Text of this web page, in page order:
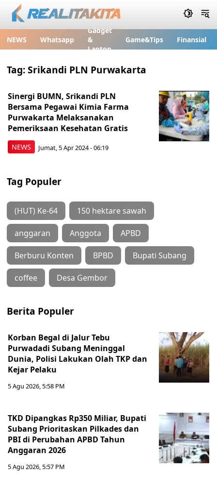
NEWS Whatsapp
Gadget
&
Laptop
Game&Tips Finansial
Tag:Srikandi PLN Purwakarta
NEWS
Sinergi BUMN, Srikandi PLN
Bersama Pegawai Kimia Farma
Purwakarta Melaksanakan
Pemeriksaan Kesehatan Gratis
Jumat, 5 Apr 2024 - 06:19
Tag Populer
(HUT) Ke-64 150 hektare sawah
anggaran Anggota APBD
Berburu Konten BPBD Bupati Subang
coffee Desa Gembor
Berita Populer
Korban Begal di Jalur Tebu
Purwadadi Subang Meninggal
Dunia, Polisi Lakukan Olah TKP dan
Kejar Pelaku
5 Agu 2026, 5:58 PM
TKD Dipangkas Rp350 Miliar, Bupati
Subang Prioritaskan Pilkades dan
PBI di Perubahan APBD Tahun
Anggaran 2026
5 Agu 2026, 5:57 PM